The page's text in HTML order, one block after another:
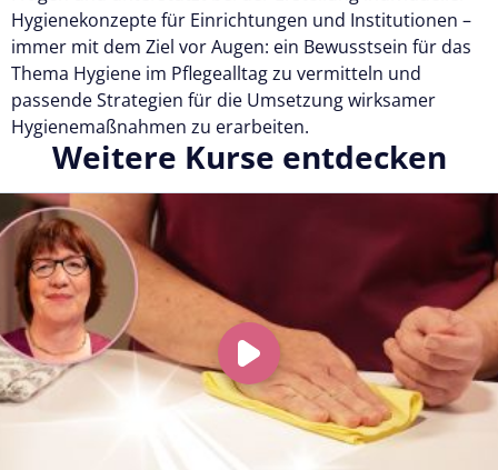
Hygienekonzepte für Einrichtungen und Institutionen –
immer mit dem Ziel vor Augen: ein Bewusstsein für das
Thema Hygiene im Pflegealltag zu vermitteln und
passende Strategien für die Umsetzung wirksamer
Hygienemaßnahmen zu erarbeiten.
Weitere Kurse entdecken